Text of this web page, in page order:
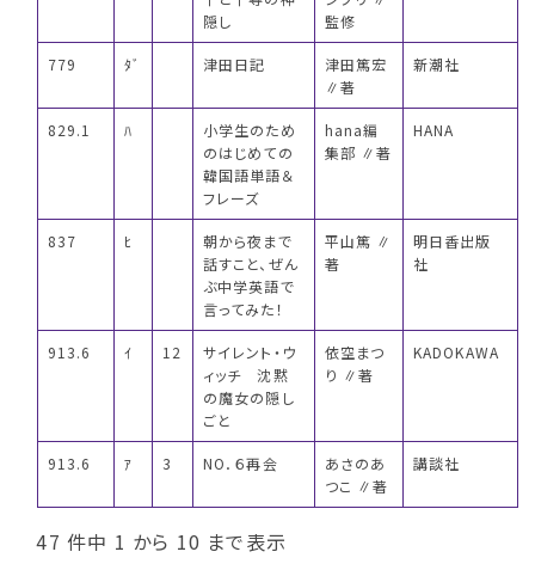
隠し
監修
779 ﾀﾞ 津田日記
津田篤宏
∥著
新潮社
829.1 ﾊ
小学生のため
のはじめての
韓国語単語＆
フレーズ
hana編
集部 ∥著
HANA
837 ﾋ
朝から夜まで
話すこと、ぜん
ぶ中学英語で
言ってみた！
平山篤 ∥
著
明日香出版
社
913.6 ｲ 12
サイレント・ウ
ィッチ 沈黙
の魔女の隠し
ごと
依空まつ
り ∥著
KADOKAWA
913.6 ｱ 3 NO．６再会
あさのあ
つこ ∥著
講談社
47 件中 1 から 10 まで表示